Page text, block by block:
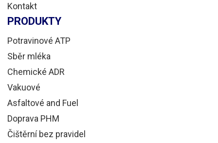
Kontakt
PRODUKTY
Potravinové ATP
Sběr mléka
Chemické ADR
Vakuové
Asfaltové and Fuel
Doprava PHM
Čištěrní bez pravidel